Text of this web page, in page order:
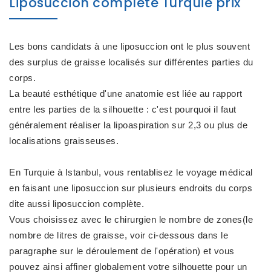
Les bons candidats à une liposuccion ont le plus souvent
des surplus de graisse localisés sur différentes parties du
corps.
La beauté esthétique d'une anatomie est liée au rapport
entre les parties de la silhouette : c'est pourquoi il faut
généralement réaliser la lipoaspiration sur 2,3 ou plus de
localisations graisseuses.
En Turquie à Istanbul, vous rentablisez le voyage médical
en faisant une liposuccion sur plusieurs endroits du corps
dite aussi liposuccion complète.
Vous choisissez avec le chirurgien le nombre de zones(le
nombre de litres de graisse, voir ci-dessous dans le
paragraphe sur le déroulement de l'opération) et vous
pouvez ainsi affiner globalement votre silhouette pour un